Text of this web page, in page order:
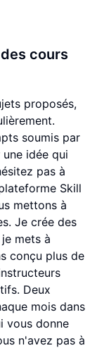
cours
proposés,
soumis par
idée qui
pas à
Skill
mettons à
Je crée des
mets à
conçu plus de
Deux
mois dans
vous donne
n'avez pas à